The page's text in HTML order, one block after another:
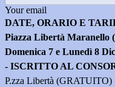
Your email
DATE, ORARIO E
Piazza Libertà Maranello
Domenica 7 e Lunedì 8
- ISCRITTO AL
P.zza Libertà (GRATUITO)